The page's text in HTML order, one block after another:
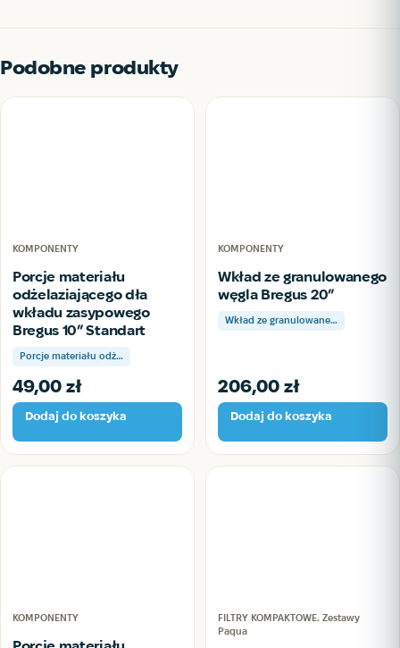
Podobne produkty
KOMPONENTY
Porcje materiału
odżelaziającego dła
wkładu zasypowego
Bregus 10” Standart
Porcje materiału odż…
49,00 zł
Dodaj do koszyka
KOMPONENTY
Wkład ze granulowanego
węgla Bregus 20”
Wkład ze granulowane…
206,00 zł
Dodaj do koszyka
KOMPONENTY
FILTRY KOMPAKTOWE. Zestawy
Paqua